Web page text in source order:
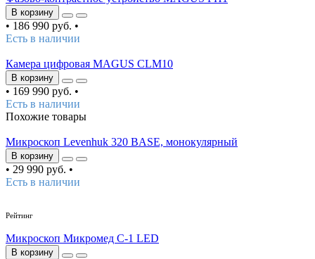
В корзину
• 186 990 руб. •
Есть в наличии
Камера цифровая MAGUS CLM10
В корзину
• 169 990 руб. •
Есть в наличии
Похожие товары
Микроскоп Levenhuk 320 BASE, монокулярный
В корзину
• 29 990 руб. •
Есть в наличии
Рейтинг
Микроскоп Микромед С-1 LED
В корзину